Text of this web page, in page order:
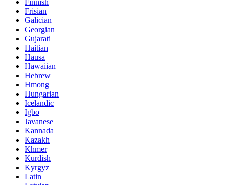
Finnish
Frisian
Galician
Georgian
Gujarati
Haitian
Hausa
Hawaiian
Hebrew
Hmong
Hungarian
Icelandic
Igbo
Javanese
Kannada
Kazakh
Khmer
Kurdish
Kyrgyz
Latin